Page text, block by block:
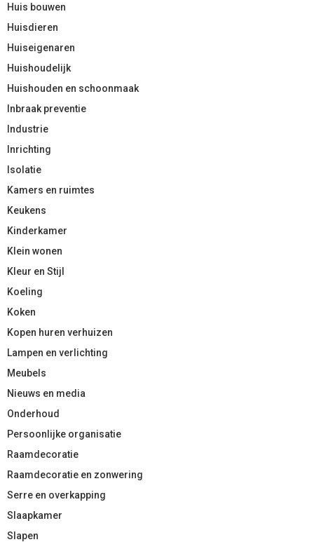
Huis bouwen
Huisdieren
Huiseigenaren
Huishoudelijk
Huishouden en schoonmaak
Inbraak preventie
Industrie
Inrichting
Isolatie
Kamers en ruimtes
Keukens
Kinderkamer
Klein wonen
Kleur en Stijl
Koeling
Koken
Kopen huren verhuizen
Lampen en verlichting
Meubels
Nieuws en media
Onderhoud
Persoonlijke organisatie
Raamdecoratie
Raamdecoratie en zonwering
Serre en overkapping
Slaapkamer
Slapen